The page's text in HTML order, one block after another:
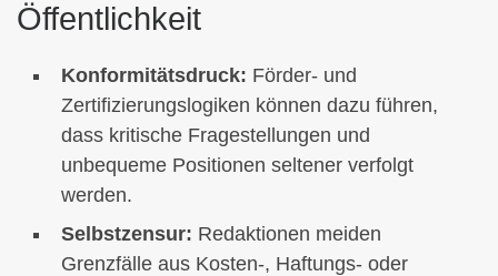
Öffentlichkeit
Konformitätsdruck: Förder- und
Zertifizierungslogiken können dazu führen,
dass kritische Fragestellungen und
unbequeme Positionen seltener verfolgt
werden.
Selbstzensur: Redaktionen meiden
Grenzfälle aus Kosten-, Haftungs- oder